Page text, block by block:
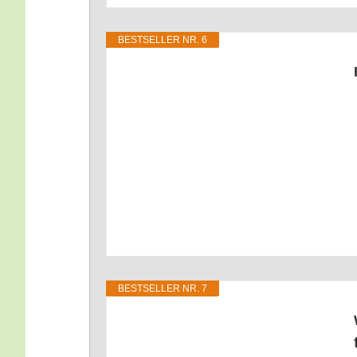
BEST­SEL­LER NR. 6
BEST­SEL­LER NR. 7